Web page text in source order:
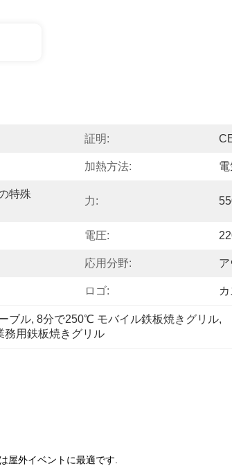
証明:
加熱方法:
特殊
力:
電圧:
応用分野:
ロゴ:
ブル, 8分で250℃ モバイル鉄板焼きグリル,
務用鉄板焼きグリル
屋外イベントに最適です.